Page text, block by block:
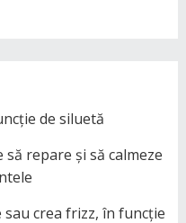
de siluetă
repare și să calmeze
crea frizz, în funcție